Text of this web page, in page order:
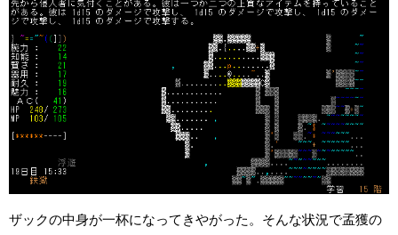
ザックの中身が一杯になってきやがった。そんな状況で孟獲の